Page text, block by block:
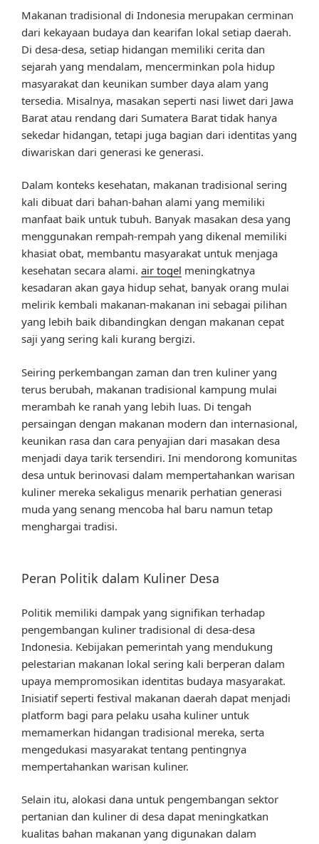
Makanan tradisional di Indonesia merupakan cerminan
dari kekayaan budaya dan kearifan lokal setiap daerah.
Di desa-desa, setiap hidangan memiliki cerita dan
sejarah yang mendalam, mencerminkan pola hidup
masyarakat dan keunikan sumber daya alam yang
tersedia. Misalnya, masakan seperti nasi liwet dari Jawa
Barat atau rendang dari Sumatera Barat tidak hanya
sekedar hidangan, tetapi juga bagian dari identitas yang
diwariskan dari generasi ke generasi.
Dalam konteks kesehatan, makanan tradisional sering
kali dibuat dari bahan-bahan alami yang memiliki
manfaat baik untuk tubuh. Banyak masakan desa yang
menggunakan rempah-rempah yang dikenal memiliki
khasiat obat, membantu masyarakat untuk menjaga
kesehatan secara alami. air togel meningkatnya
kesadaran akan gaya hidup sehat, banyak orang mulai
melirik kembali makanan-makanan ini sebagai pilihan
yang lebih baik dibandingkan dengan makanan cepat
saji yang sering kali kurang bergizi.
Seiring perkembangan zaman dan tren kuliner yang
terus berubah, makanan tradisional kampung mulai
merambah ke ranah yang lebih luas. Di tengah
persaingan dengan makanan modern dan internasional,
keunikan rasa dan cara penyajian dari masakan desa
menjadi daya tarik tersendiri. Ini mendorong komunitas
desa untuk berinovasi dalam mempertahankan warisan
kuliner mereka sekaligus menarik perhatian generasi
muda yang senang mencoba hal baru namun tetap
menghargai tradisi.
Peran Politik dalam Kuliner Desa
Politik memiliki dampak yang signifikan terhadap
pengembangan kuliner tradisional di desa-desa
Indonesia. Kebijakan pemerintah yang mendukung
pelestarian makanan lokal sering kali berperan dalam
upaya mempromosikan identitas budaya masyarakat.
Inisiatif seperti festival makanan daerah dapat menjadi
platform bagi para pelaku usaha kuliner untuk
memamerkan hidangan tradisional mereka, serta
mengedukasi masyarakat tentang pentingnya
mempertahankan warisan kuliner.
Selain itu, alokasi dana untuk pengembangan sektor
pertanian dan kuliner di desa dapat meningkatkan
kualitas bahan makanan yang digunakan dalam